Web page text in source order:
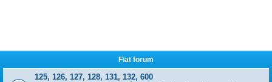
Fiat forum
125, 126, 127, 128, 131, 132, 600